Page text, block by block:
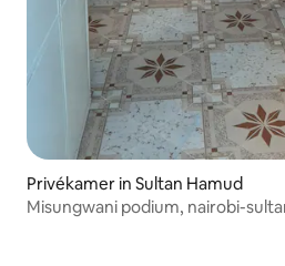
Privékamer in Sultan Hamud
Misungwani podium, nairobi-